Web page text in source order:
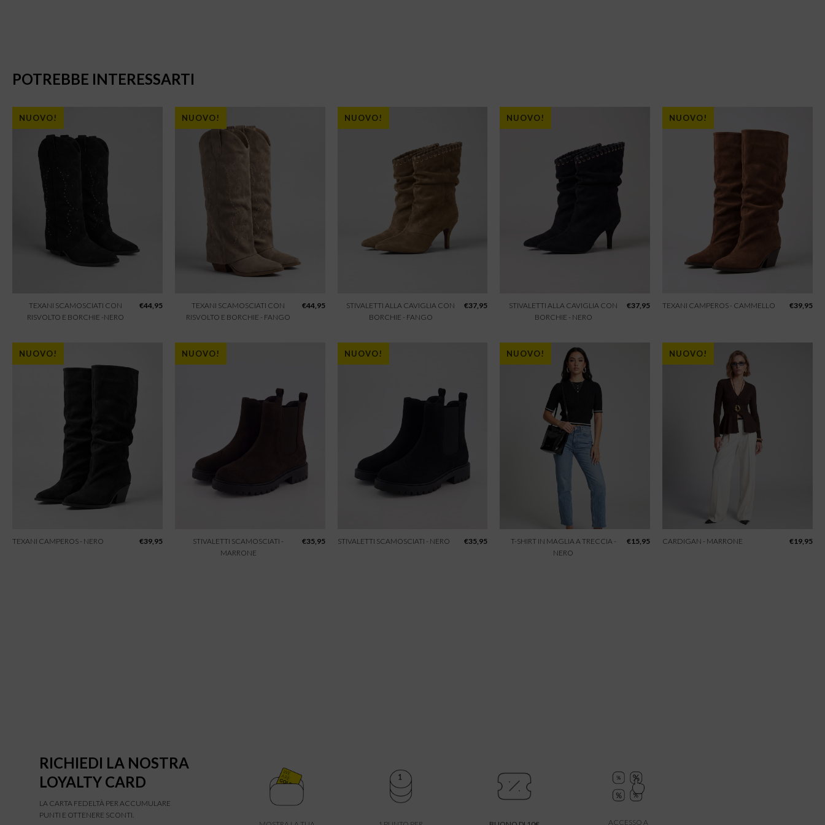
POTREBBE INTERESSARTI
NUOVO!
TEXANI SCAMOSCIATI CON
RISVOLTO E BORCHIE -NERO
€44,95
NUOVO!
TEXANI SCAMOSCIATI CON
RISVOLTO E BORCHIE - FANGO
€44,95
NUOVO!
STIVALETTI ALLA CAVIGLIA CON
BORCHIE - FANGO
€37,95
NUOVO!
STIVALETTI ALLA CAVIGLIA CON
BORCHIE - NERO
€37,95
NUOVO!
TEXANI CAMPEROS - CAMMELLO €39,95
NUOVO!
TEXANI CAMPEROS - NERO €39,95
NUOVO!
STIVALETTI SCAMOSCIATI -
MARRONE
€35,95
NUOVO!
STIVALETTI SCAMOSCIATI - NERO €35,95
NUOVO!
T-SHIRT IN MAGLIA A TRECCIA -
NERO
€15,95
NUOVO!
CARDIGAN - MARRONE €19,95
RICHIEDI LA NOSTRA
LOYALTY CARD
LA CARTA FEDELTÀ PER ACCUMULARE
PUNTI E OTTENERE SCONTI.
ACCESSO A